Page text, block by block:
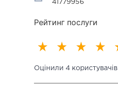
41779956
Рейтинг послуги
Оцінили 4 користувачів